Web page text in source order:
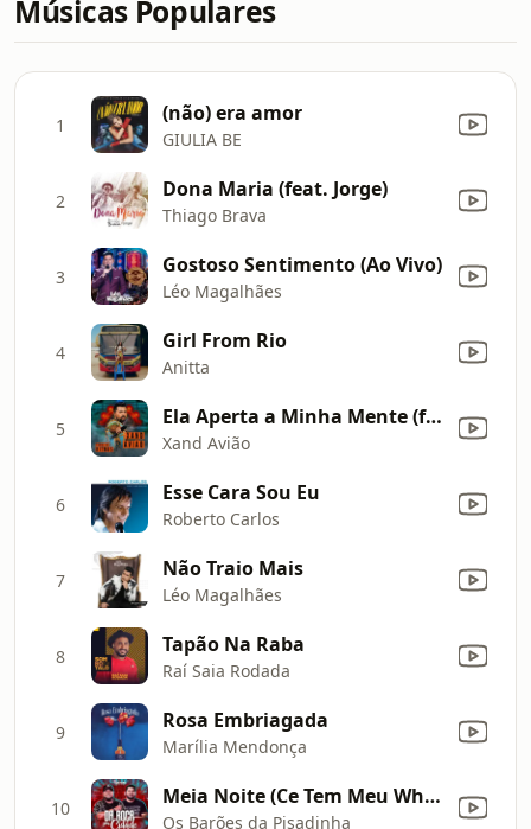
Músicas Populares
1 (não) era amor
GIULIA BE
2 Dona Maria (feat. Jorge)
Thiago Brava
3 Gostoso Sentimento (Ao Vivo)
Léo Magalhães
4 Girl From Rio
Anitta
5 Ela Aperta a Minha Mente (feat. Os Barões da Pisadinha)
Xand Avião
6 Esse Cara Sou Eu
Roberto Carlos
7 Não Traio Mais
Léo Magalhães
8 Tapão Na Raba
Raí Saia Rodada
9 Rosa Embriagada
Marília Mendonça
10 Meia Noite (Ce Tem Meu Whatsapp) [Ao Vivo]
Os Barões da Pisadinha